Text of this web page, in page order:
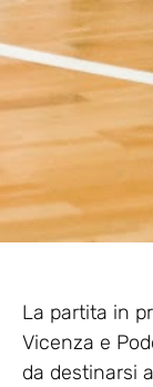
La partita in
Vicenza e
da destinarsi